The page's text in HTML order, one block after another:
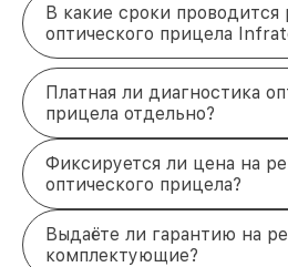
В какие сроки проводится
оптического прицела
Платная ли диагностика
прицела отдельно?
Фиксируется ли цена на
оптического прицела?
Выдаёте ли гарантию на
комплектующие?